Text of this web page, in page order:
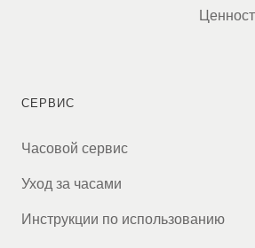
СЕРВИС
Часовой сервис
Уход за часами
Инструкции по использованию